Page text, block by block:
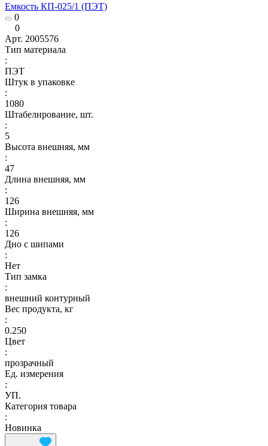
Емкость КП-025/1 (ПЭТ)
0
0
Арт. 2005576
Тип материала
:
ПЭТ
Штук в упаковке
:
1080
Штабелирование, шт.
:
5
Высота внешняя, мм
:
47
Длина внешняя, мм
:
126
Ширина внешняя, мм
:
126
Дно с шипами
:
Нет
Тип замка
:
внешний контурный
Вес продукта, кг
:
0.250
Цвет
:
прозрачный
Ед. измерения
:
УП.
Категория товара
:
Новинка